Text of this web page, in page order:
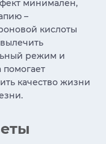
минимален,
–
кислоты
режим и
качество жизни